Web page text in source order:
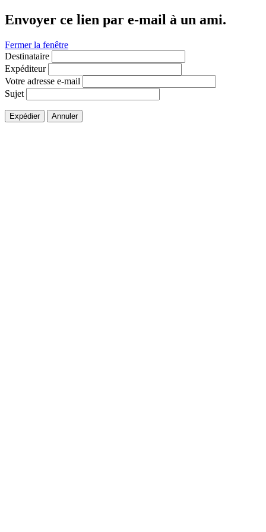
Envoyer ce lien par e-mail à un ami.
Fermer la fenêtre
Destinataire
Expéditeur
Votre adresse e-mail
Sujet
Expédier Annuler